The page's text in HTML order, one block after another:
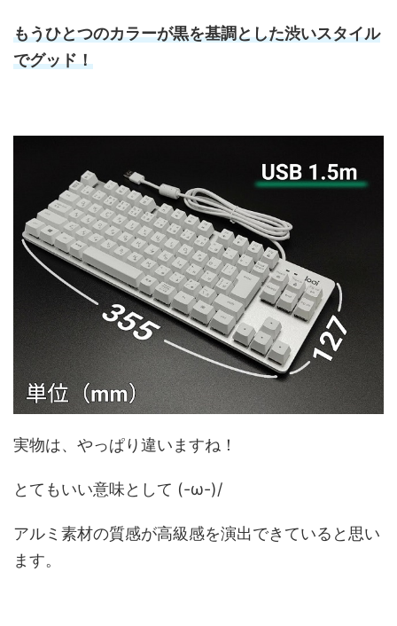
もうひとつのカラーが黒を基調とした渋いスタイル
でグッド！
実物は、やっぱり違いますね！
とてもいい意味として (-ω-)/
アルミ素材の質感が高級感を演出できていると思い
ます。